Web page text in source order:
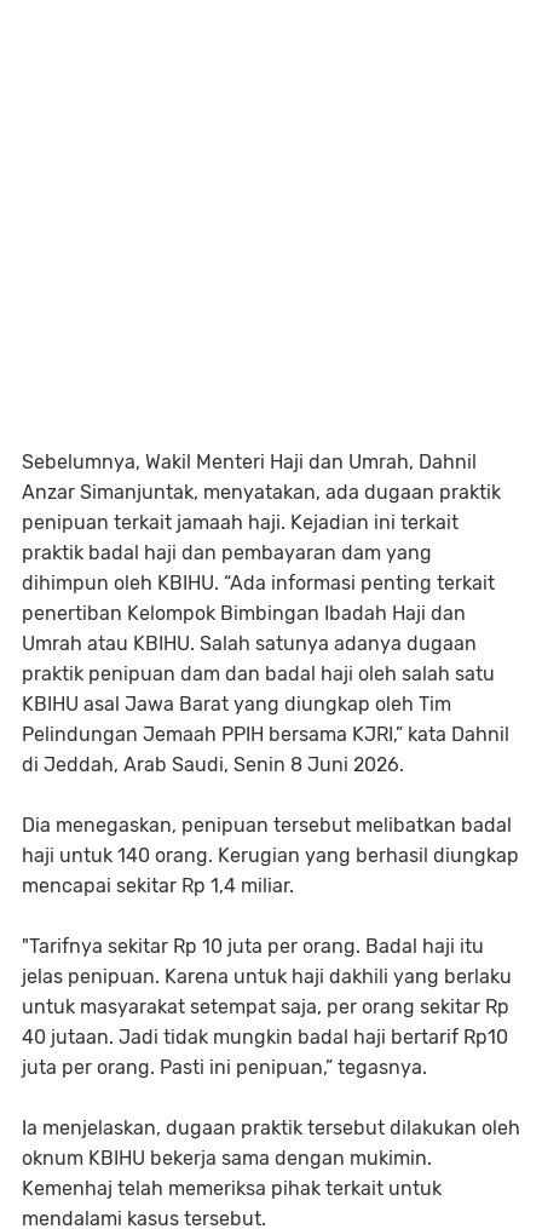
Sebelumnya, Wakil Menteri Haji dan Umrah, Dahnil
Anzar Simanjuntak, menyatakan, ada dugaan praktik
penipuan terkait jamaah haji. Kejadian ini terkait
praktik badal haji dan pembayaran dam yang
dihimpun oleh KBIHU. “Ada informasi penting terkait
penertiban Kelompok Bimbingan Ibadah Haji dan
Umrah atau KBIHU. Salah satunya adanya dugaan
praktik penipuan dam dan badal haji oleh salah satu
KBIHU asal Jawa Barat yang diungkap oleh Tim
Pelindungan Jemaah PPIH bersama KJRI,” kata Dahnil
di Jeddah, Arab Saudi, Senin 8 Juni 2026.
Dia menegaskan, penipuan tersebut melibatkan badal
haji untuk 140 orang. Kerugian yang berhasil diungkap
mencapai sekitar Rp 1,4 miliar.
"Tarifnya sekitar Rp 10 juta per orang. Badal haji itu
jelas penipuan. Karena untuk haji dakhili yang berlaku
untuk masyarakat setempat saja, per orang sekitar Rp
40 jutaan. Jadi tidak mungkin badal haji bertarif Rp10
juta per orang. Pasti ini penipuan,” tegasnya.
Ia menjelaskan, dugaan praktik tersebut dilakukan oleh
oknum KBIHU bekerja sama dengan mukimin.
Kemenhaj telah memeriksa pihak terkait untuk
mendalami kasus tersebut.